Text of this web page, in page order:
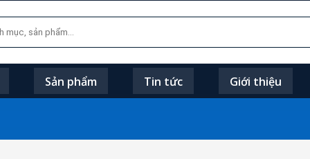
Sản phẩm Tin tức Giới thiệu